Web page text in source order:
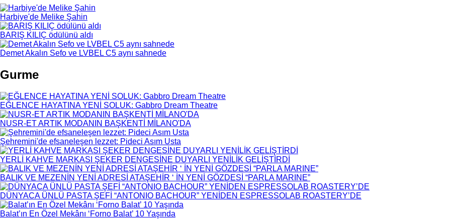
Harbiye'de Melike Şahin
BARIŞ KILIÇ ödülünü aldı
Demet Akalın Sefo ve LVBEL C5 aynı sahnede
Gurme
EĞLENCE HAYATINA YENİ SOLUK: Gabbro Dream Theatre
NUSR-ET ARTIK MODANIN BAŞKENTİ MİLANO'DA
Şehremini'de efsaneleşen lezzet: Pideci Asım Usta
YERLİ KAHVE MARKASI ŞEKER DENGESİNE DUYARLI YENİLİK GELİŞTİRDİ
BALIK VE MEZENİN YENİ ADRESİ ATAŞEHİR ‘ İN YENİ GÖZDESİ “PARLA MARINE”
DÜNYACA ÜNLÜ PASTA ŞEFİ “ANTONIO BACHOUR” YENİDEN ESPRESSOLAB ROASTERY’DE
Balat’ın En Özel Mekânı ‘Forno Balat’ 10 Yaşında